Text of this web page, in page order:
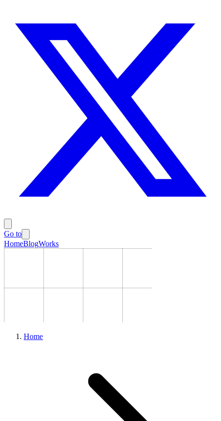
Go to
HomeBlogWorks
Home